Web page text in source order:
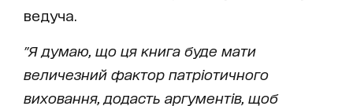
ведуча.
"Я думаю, що ця книга буде мати
величезний фактор патріотичного
виховання, додасть аргументів, щоб